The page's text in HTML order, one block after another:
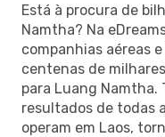
Está à procura de
Namtha? Na
companhias aéreas
centenas de
para Luang Namtha.
resultados de todas
operam em Laos,